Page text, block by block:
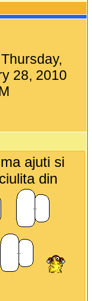
Thursday,
28, 2010
ajuti si
din